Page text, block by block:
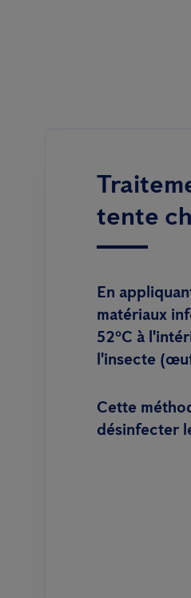
tente
En
matériaux
52ºC à
l'insecte
Cette
désinfecter